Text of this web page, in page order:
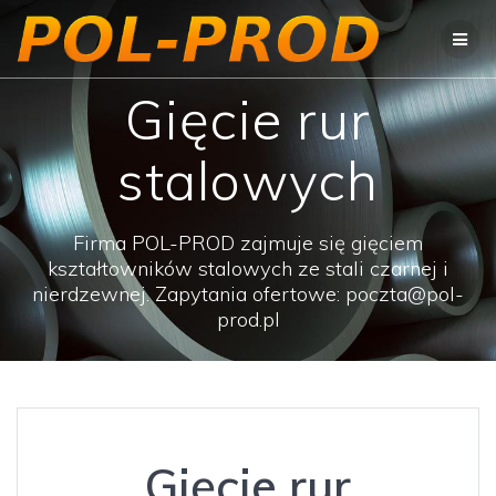
Przejdź
do
treści
Gięcie rur
stalowych
Firma POL-PROD zajmuje się gięciem
kształtowników stalowych ze stali czarnej i
nierdzewnej. Zapytania ofertowe: poczta@pol-
prod.pl